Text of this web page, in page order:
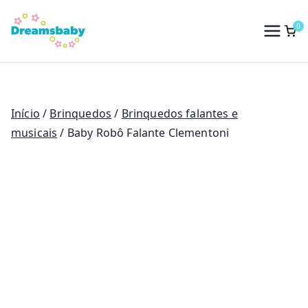
para
conteúdo
Dreams Baby
0
Início / Brinquedos / Brinquedos falantes e
musicais / Baby Robô Falante Clementoni